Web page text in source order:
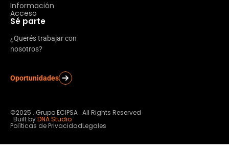
Información
Acceso
Sé parte
¿Querés trabajar con
nosotros?
Oportunidades
©2025 . Grupo ECIPSA . All Rights Reserved
. Built byDNA Studio
Políticas de PrivacidadLegales